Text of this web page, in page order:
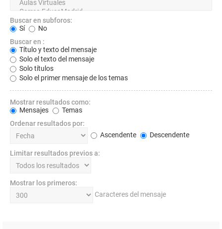
Buscar en subforos:
Sí
No
Buscar en :
Título y texto del mensaje
Solo el texto del mensaje
Solo títulos
Solo el primer mensaje de los temas
Mostrar resultados como:
Mensajes
Temas
Ordenar resultados por:
Ascendente
Descendente
Limitar resultados previos a:
Mostrar los primeros:
Caracteres del mensaje